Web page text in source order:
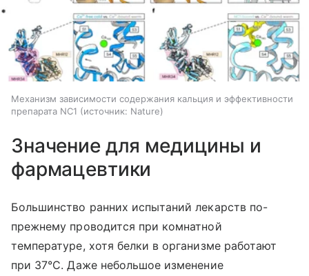
Механизм зависимости содержания кальция и эффективности
препарата NC1
источник: Nature
Значение для медицины и
фармацевтики
Большинство ранних испытаний лекарств по-
прежнему проводится при комнатной
температуре, хотя белки в организме работают
при 37°C. Даже небольшое изменение